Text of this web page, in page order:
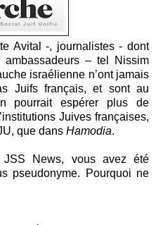
Avital -, journalistes - dont
– tel Nissim
israélienne n’ont jamais
Juifs français, et sont au
pourrait espérer plus de
Juives françaises,
que dans Hamodia.
News, vous avez été
pseudonyme. Pourquoi ne